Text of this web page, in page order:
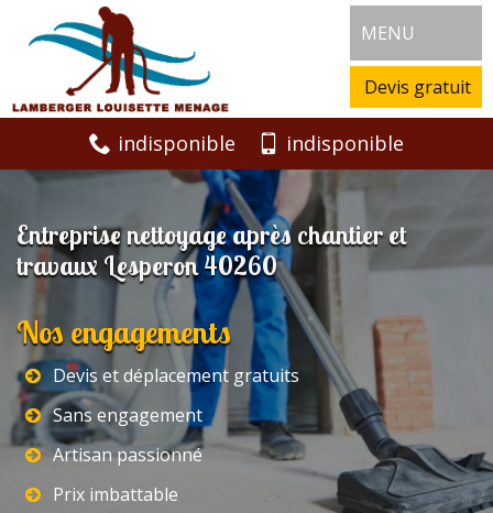
MENU
Devis gratuit
indisponible indisponible
Entreprise nettoyage après chantier et
travaux Lesperon 40260
Nos engagements
Devis et déplacement gratuits
Sans engagement
Artisan passionné
Prix imbattable